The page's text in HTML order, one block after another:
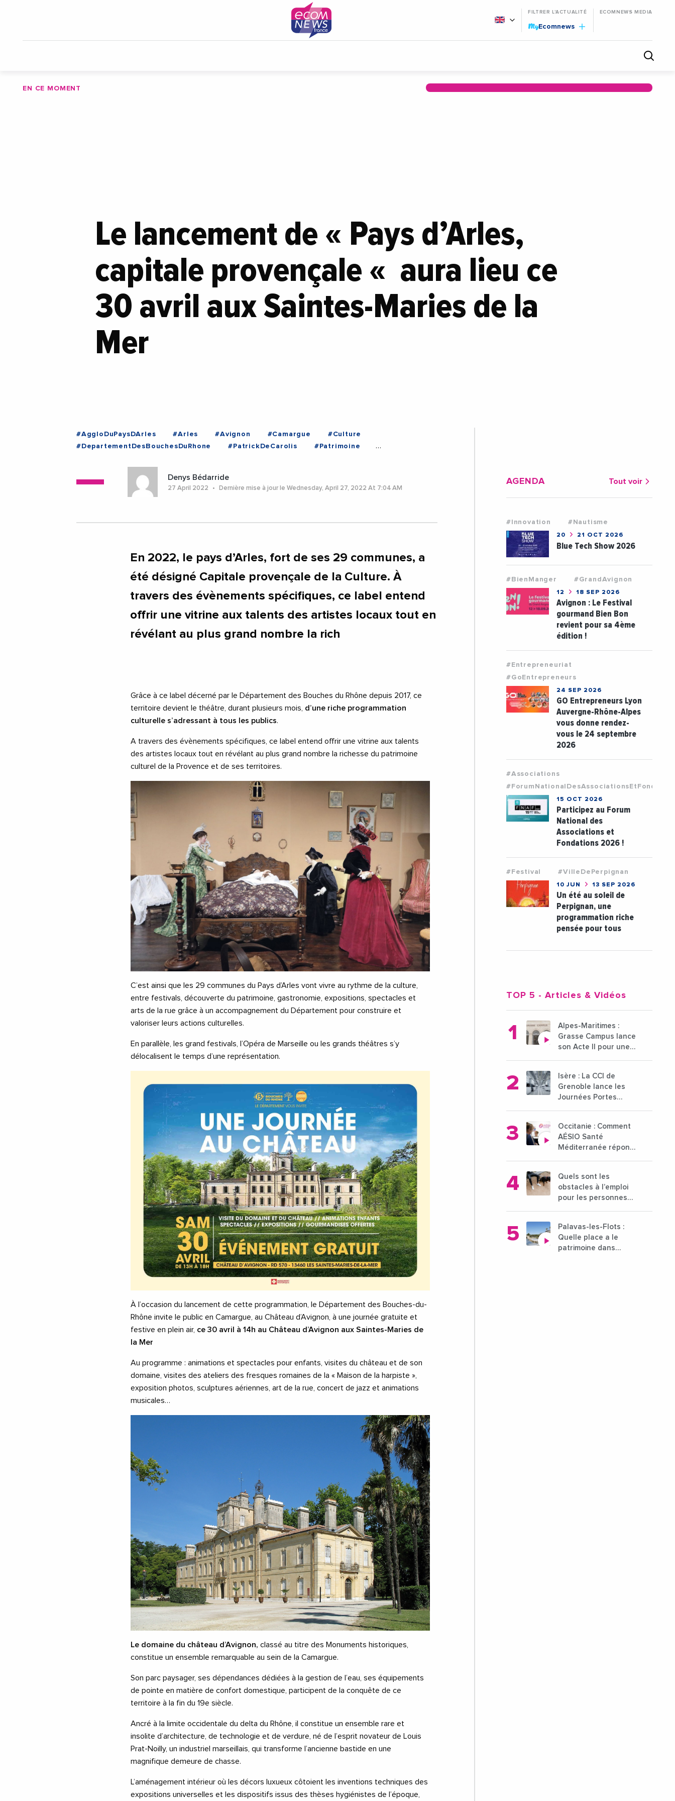
FILTRER L'ACTUALITÉ
MyEcomnews
ECOMNEWS MEDIA
EN CE MOMENT
Le lancement de « Pays d’Arles,
capitale provençale « aura lieu ce
30 avril aux Saintes-Maries de la
Mer
#AggloDuPaysDArles #Arles #Avignon #Camargue
#Culture
#DepartementDesBouchesDuRhone
#PatrickDeCarolis
#Patrimoine
Denys Bédarride
27 April 2022 Dernière mise à jour le Wednesday, April 27, 2022 At 7:04 AM
En 2022, le pays d’Arles, fort de ses 29 communes, a
été désigné Capitale provençale de la Culture. À
travers des évènements spécifiques, ce label entend
offrir une vitrine aux talents des artistes locaux tout en
révélant au plus grand nombre la rich
Grâce à ce label décerné par le Département des Bouches du Rhône depuis 2017, ce
territoire devient le théâtre, durant plusieurs mois, d’une riche programmation
culturelle s’adressant à tous les publics.
A travers des évènements spécifiques, ce label entend offrir une vitrine aux talents
des artistes locaux tout en révélant au plus grand nombre la richesse du patrimoine
culturel de la Provence et de ses territoires.
C’est ainsi que les 29 communes du Pays d’Arles vont vivre au rythme de la culture,
entre festivals, découverte du patrimoine, gastronomie, expositions, spectacles et
arts de la rue grâce à un accompagnement du Département pour construire et
valoriser leurs actions culturelles.
En parallèle, les grand festivals, l’Opéra de Marseille ou les grands théâtres s’y
délocalisent le temps d’une représentation.
À l’occasion du lancement de cette programmation, le Département des Bouches-du-
Rhône invite le public en Camargue, au Château d’Avignon, à une journée gratuite et
festive en plein air, ce 30 avril à 14h au Château d’Avignon aux Saintes-Maries de
la Mer
Au programme : animations et spectacles pour enfants, visites du château et de son
domaine, visites des ateliers des fresques romaines de la « Maison de la harpiste »,
exposition photos, sculptures aériennes, art de la rue, concert de jazz et animations
musicales…
Le domaine du château d’Avignon, classé au titre des Monuments historiques,
constitue un ensemble remarquable au sein de la Camargue.
Son parc paysager, ses dépendances dédiées à la gestion de l’eau, ses équipements
de pointe en matière de confort domestique, participent de la conquête de ce
territoire à la fin du 19e siècle.
Ancré à la limite occidentale du delta du Rhône, il constitue un ensemble rare et
insolite d’architecture, de technologie et de verdure, né de l’esprit novateur de Louis
Prat-Noilly, un industriel marseillais, qui transforme l’ancienne bastide en une
magnifique demeure de chasse.
L’aménagement intérieur où les décors luxueux côtoient les inventions techniques des
expositions universelles et les dispositifs issus des thèses hygiénistes de l’époque,
AGENDA Tout voir
#Innovation #Nautisme
20 21 OCT 2026
Blue Tech Show 2026
#BienManger #GrandAvignon
12 18 SEP 2026
Avignon : Le Festival
gourmand Bien Bon
revient pour sa 4ème
édition !
#Entrepreneuriat
#GoEntrepreneurs
24 SEP 2026
GO Entrepreneurs Lyon
Auvergne-Rhône-Alpes
vous donne rendez-
vous le 24 septembre
2026
#Associations
15 OCT 2026
Participez au Forum
National des
Associations et
Fondations 2026 !
#Festival #VilleDePerpignan
10 JUN 13 SEP 2026
Un été au soleil de
Perpignan, une
programmation riche
pensée pour tous
TOP 5 - Articles & Vidéos
Alpes-Maritimes :
Grasse Campus lance
son Acte II pour une
l'enseignement
supérieur
Isère : La CCI de
Grenoble lance les
Journées Portes
21 octobre 2024
Occitanie : Comment
AÉSIO Santé
Méditerranée répond
?
Quels sont les
obstacles à l’emploi
pour les personnes
Palavas-les-Flots :
Quelle place a le
patrimoine dans